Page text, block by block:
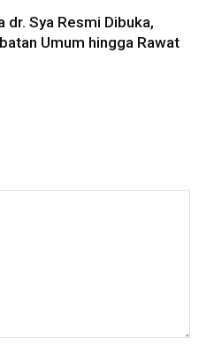
dr. Sya Resmi Dibuka,
Umum hingga Rawat